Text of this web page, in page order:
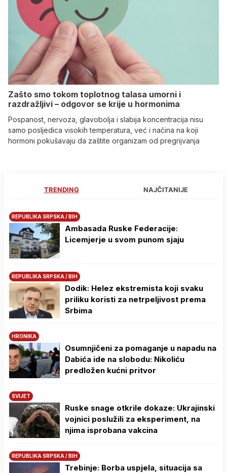
Zašto smo tokom toplotnog talasa umorni i
razdražljivi – odgovor se krije u hormonima
Pospanost, nervoza, glavobolja i slabija koncentracija nisu
samo posljedica visokih temperatura, već i načina na koji
hormoni pokušavaju da zaštite organizam od pregrijvanja
TRENDING NAJČITANIJE
REPUBLIKA SRPSKA / BIH
Ambasada Ruske Federacije:
Licemjerje u svom punom sjaju
REPUBLIKA SRPSKA / BIH
Dodik: Helez ekstremista koji svaku
priliku koristi za netrpeljivost prema
Srbima
HRONIKA
Osumnjičeni za pomaganje u napadu na
Dabića ide na slobodu: Nikoliću
predložen kućni pritvor
SVIJET
Ruske snage otkrile dokaze: Ukrajinski
vojnici poslužili za eksperiment, na
njima isprobana vakcina
REPUBLIKA SRPSKA / BIH
Trebinje: Borba uspjela, situacija sa